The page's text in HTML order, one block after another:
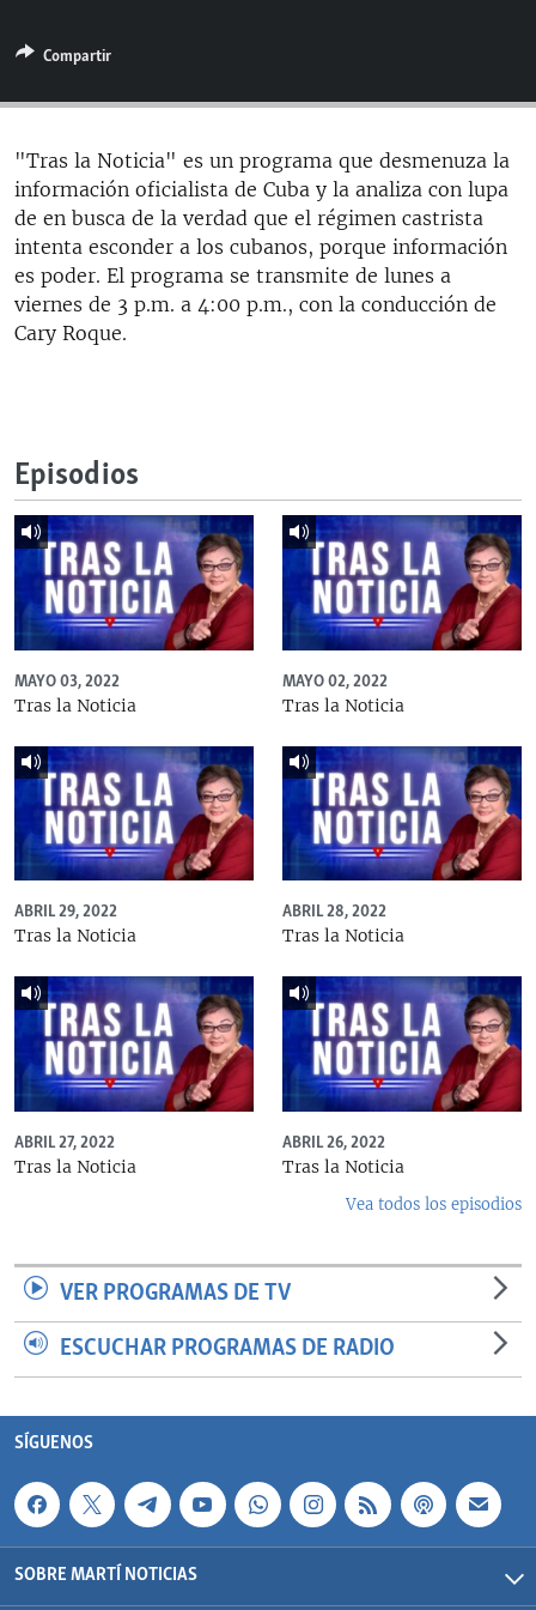
ESPECIALES
ESPECIALES
LA REALIDAD DE LA VIVIENDA EN CUBA
SER VIEJO EN CUBA
KENTU-CUBANO
LOS SANTOS DE HIALEAH
DESINFORMACIÓN RUSA EN AMÉRICA LATINA
MULTIMEDIA
EDITORIALES
SÍGUENOS
Compartir
"Tras la Noticia" es un programa que desmenuza la
información oficialista de Cuba y la analiza con lupa
de en busca de la verdad que el régimen castrista
intenta esconder a los cubanos, porque información
es poder. El programa se transmite de lunes a
viernes de 3 p.m. a 4:00 p.m., con la conducción de
Cary Roque.
Episodios
MAYO 03, 2022
Tras la Noticia
MAYO 02, 2022
Tras la Noticia
ABRIL 29, 2022
Tras la Noticia
ABRIL 28, 2022
Tras la Noticia
ABRIL 27, 2022
Tras la Noticia
ABRIL 26, 2022
Tras la Noticia
Vea todos los episodios
VER PROGRAMAS DE TV
ESCUCHAR PROGRAMAS DE RADIO
SÍGUENOS
SOBRE MARTÍ NOTICIAS